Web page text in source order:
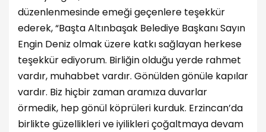
düzenlenmesinde emeği geçenlere teşekkür
ederek, “Başta Altınbaşak Belediye Başkanı Sayın
Engin Deniz olmak üzere katkı sağlayan herkese
teşekkür ediyorum. Birliğin olduğu yerde rahmet
vardır, muhabbet vardır. Gönülden gönüle kapılar
vardır. Biz hiçbir zaman aramıza duvarlar
örmedik, hep gönül köprüleri kurduk. Erzincan’da
birlikte güzellikleri ve iyilikleri çoğaltmaya devam